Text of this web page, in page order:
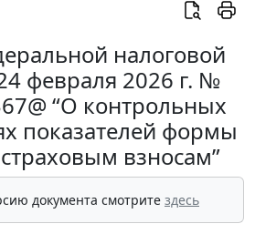
налоговой
февраля 2026 г. №
“О контрольных
показателей формы
взносам”
документа смотрите здесь